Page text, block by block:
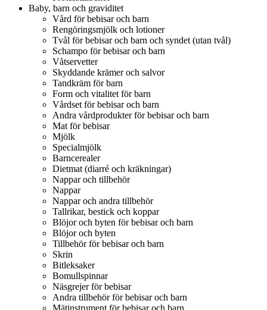
Baby, barn och graviditet
Vård för bebisar och barn
Rengöringsmjölk och lotioner
Tvål för bebisar och barn och syndet (utan tvål)
Schampo för bebisar och barn
Våtservetter
Skyddande krämer och salvor
Tandkräm för barn
Form och vitalitet för barn
Vårdset för bebisar och barn
Andra vårdprodukter för bebisar och barn
Mat för bebisar
Mjölk
Specialmjölk
Barncerealer
Dietmat (diarré och kräkningar)
Nappar och tillbehör
Nappar
Nappar och andra tillbehör
Tallrikar, bestick och koppar
Blöjor och byten för bebisar och barn
Blöjor och byten
Tillbehör för bebisar och barn
Skrin
Bitleksaker
Bomullspinnar
Näsgrejer för bebisar
Andra tillbehör för bebisar och barn
Mätinstrument för bebisar och barn